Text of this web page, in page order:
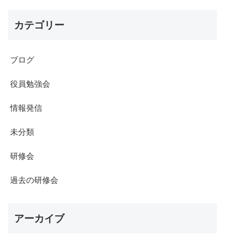
カテゴリー
ブログ
役員勉強会
情報発信
未分類
研修会
過去の研修会
アーカイブ